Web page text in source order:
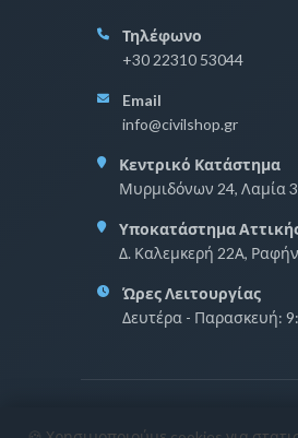
Τηλέφωνο
+30 22310 53044
Email
info@civilshop.gr
Κεντρικό Κατάστημα
Μυρμιδόνων 24, Λαμία
Υποκατάστημα
Δ. Καλεμκερή 22Α,
Ώρες Λειτουργίας
Δευτέρα - Παρασκευή: